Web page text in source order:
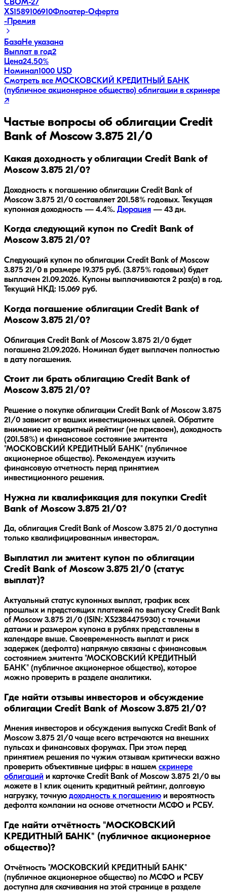
CBOM-27
XS1589106910Флоатер-Оферта
- Премия
БазаНе указана
Выплат в год2
Цена24.50%
Номинал1000 USD
Смотреть все МОСКОВСКИЙ КРЕДИТНЫЙ БАНК
(публичное акционерное общество) облигации в скринере
↗
Частые вопросы об облигации Credit
Bank of Moscow 3.875 21/0
Какая доходность у облигации Credit Bank of
Moscow 3.875 21/0?
Доходность к погашению облигации Credit Bank of
Moscow 3.875 21/0 составляет 201.58% годовых. Текущая
купонная доходность — 4.4%. Дюрация — 43 дн.
Когда следующий купон по Credit Bank of
Moscow 3.875 21/0?
Следующий купон по облигации Credit Bank of Moscow
3.875 21/0 в размере 19.375 руб. (3.875% годовых) будет
выплачен 21.09.2026. Купоны выплачиваются 2 раз(а) в год.
Текущий НКД: 15.069 руб.
Когда погашение облигации Credit Bank of
Moscow 3.875 21/0?
Облигация Credit Bank of Moscow 3.875 21/0 будет
погашена 21.09.2026. Номинал будет выплачен полностью
в дату погашения.
Стоит ли брать облигацию Credit Bank of
Moscow 3.875 21/0?
Решение о покупке облигации Credit Bank of Moscow 3.875
21/0 зависит от ваших инвестиционных целей. Обратите
внимание на кредитный рейтинг (не присвоен), доходность
(201.58%) и финансовое состояние эмитента
"МОСКОВСКИЙ КРЕДИТНЫЙ БАНК" (публичное
акционерное общество). Рекомендуем изучить
финансовую отчетность перед принятием
инвестиционного решения.
Нужна ли квалификация для покупки Credit
Bank of Moscow 3.875 21/0?
Да, облигация Credit Bank of Moscow 3.875 21/0 доступна
только квалифицированным инвесторам.
Выплатил ли эмитент купон по облигации
Credit Bank of Moscow 3.875 21/0 (статус
выплат)?
Актуальный статус купонных выплат, график всех
прошлых и предстоящих платежей по выпуску Credit Bank
of Moscow 3.875 21/0 (ISIN: XS2384475930) с точными
датами и размером купона в рублях представлены в
календаре выше. Своевременность выплат и риск
задержек (дефолта) напрямую связаны с финансовым
состоянием эмитента "МОСКОВСКИЙ КРЕДИТНЫЙ
БАНК" (публичное акционерное общество), которое
можно проверить в разделе аналитики.
Где найти отзывы инвесторов и обсуждение
облигации Credit Bank of Moscow 3.875 21/0?
Мнения инвесторов и обсуждения выпуска Credit Bank of
Moscow 3.875 21/0 чаще всего встречаются на внешних
пульсах и финансовых форумах. При этом перед
принятием решения по чужим отзывам критически важно
проверить объективные цифры: в нашем скринере
облигаций и карточке Credit Bank of Moscow 3.875 21/0 вы
можете в 1 клик оценить кредитный рейтинг, долговую
нагрузку, точную доходность к погашению и вероятность
дефолта компании на основе отчетности МСФО и РСБУ.
Где найти отчётность "МОСКОВСКИЙ
КРЕДИТНЫЙ БАНК" (публичное акционерное
общество)?
Отчётность "МОСКОВСКИЙ КРЕДИТНЫЙ БАНК"
(публичное акционерное общество) по МСФО и РСБУ
доступна для скачивания на этой странице в разделе